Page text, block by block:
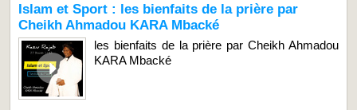
Islam et Sport : les bienfaits de la prière par
Cheikh Ahmadou KARA Mbacké
les bienfaits de la prière par Cheikh Ahmadou
KARA Mbacké